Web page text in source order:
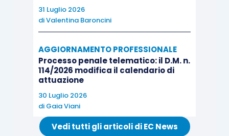
31 Luglio 2026
diValentina Baroncini
AGGIORNAMENTO PROFESSIONALE
Processo penale telematico: il D.M. n.
114/2026 modifica il calendario di
attuazione
30 Luglio 2026
di Gaia Viani
Vedi tutti gli articoli di EC News